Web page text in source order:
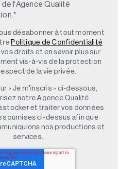
de l'Agence Qualité
*
désabonner à tout moment
Politique de Confidentialité
droits et en savoir plus sur
vis-à-vis de la protection
de la vie privée.
« Je m'inscris » ci-dessous,
notre Agence Qualité
stocker et traiter vos données
soumises ci-dessus afin que
nos productions et
services.